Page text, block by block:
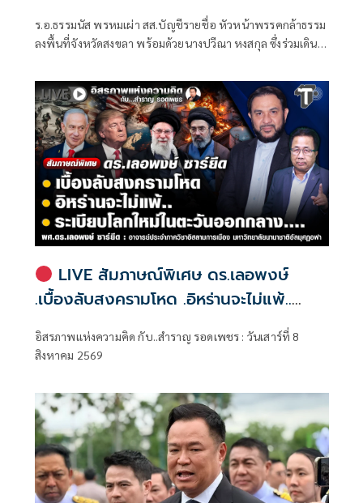
ร.อ.ธรรมนัส พรหมเผ่า สส.บัญชีรายชื่อ หัวหน้าพรรคกล้าธรรม
ลงพื้นที่จังหวัดสงขลา พร้อมด้วยนางปวีณา หงสกุล ซึ่งร่วมเดิน
ณ ที่ทำการนายเดชอิศม์ โดยมีการประชุมหารือแนวทางการ
ทำงานและขับเคลื่อนนโยบายในพื้นที่ ก่อนเดินทางต่อไปยัง
จังหวัดพัทลุง
LIVE สัมภาษณ์พิเศษ ดร.เลอพงษ์
.เบื้องลับสงครามโหด .อิหร่านจะไม่แพ้..
อิสรภาพแห่งความคิด กับ..สำราญ รอด
อิสรภาพแห่งความคิด กับ..สำราญ รอดเพชร : วันเสาร์ที่ 8
สิงหาคม 2569